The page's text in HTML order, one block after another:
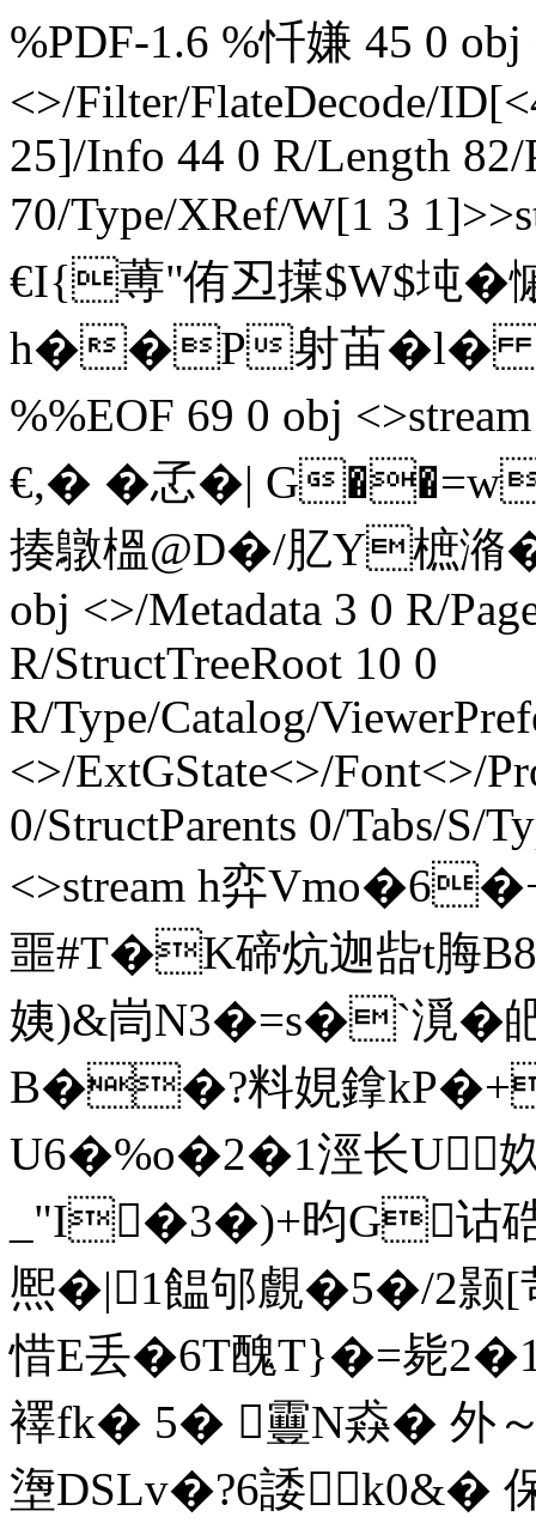
%PDF-1.6 %忏嫌 45 0
<>/Filter/FlateDecode/ID[
25]/Info 44 0 R/Length
70/Type/XRef/W[1 3
€I{蒪"侑丒擛$W$坉�
h��P射苖� l�
%%EOF 69 0 obj
€,� � 孞 � | G
揍鷻榲 @D�/肊Y樜潃
obj <>/Metadata 3 0 R/
R/StructTreeRoot 10 0
R/Type/Catalog/
<>/ExtGState<>/Font<>/
0/StructParents 0/Tabs/S/
<>stream h弈
噩#T�K碲炕迦啙t
姨)&峝N3�=s�`漞�
B��?料娊鎿
U6�%o�2�1涇长U奺
_"I�3�)+昀G诂
熈� |1饂邭覻�5�/2颢
惜E丢�6T醜T}�=毙
襗fk� 5� 靊N猋� 外～
塰 DSLv�?6諉k0&�